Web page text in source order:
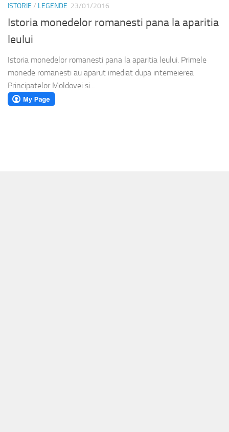
ISTORIE / LEGENDE 23/01/2016
Istoria monedelor romanesti pana la aparitia
leului
Istoria monedelor romanesti pana la aparitia leului. Primele
monede romanesti au aparut imediat dupa intemeierea
Principatelor Moldovei si...